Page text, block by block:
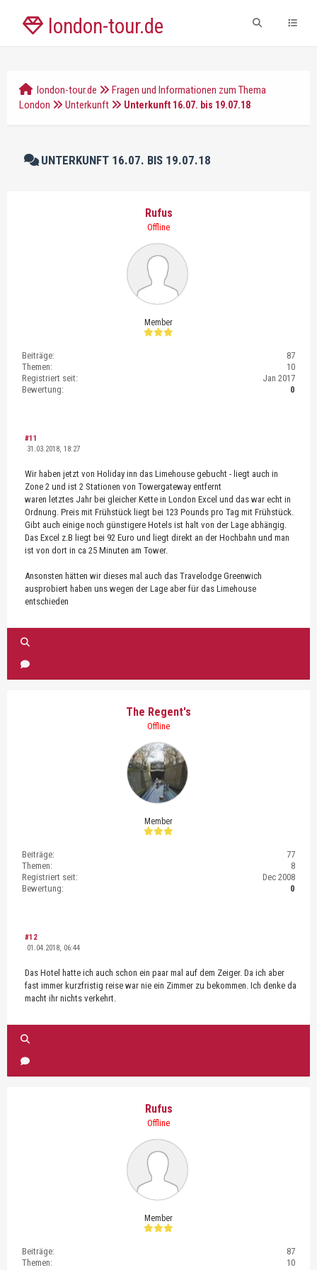
london-tour.de
london-tour.de
Fragen und Informationen zum Thema
London
Unterkunft Unterkunft 16.07. bis 19.07.18
UNTERKUNFT 16.07. BIS 19.07.18
Rufus
Offline
Member
Beiträge:
87
Themen:
10
Registriert seit:
Jan 2017
Bewertung:
0
#11
31.03.2018, 18:27
Wir haben jetzt von Holiday inn das Limehouse gebucht - liegt auch in
Zone 2 und ist 2 Stationen von Towergateway entfernt
waren letztes Jahr bei gleicher Kette in London Excel und das war echt in
Ordnung. Preis mit Frühstück liegt bei 123 Pounds pro Tag mit Frühstück.
Gibt auch einige noch günstigere Hotels ist halt von der Lage abhängig.
Das Excel z.B liegt bei 92 Euro und liegt direkt an der Hochbahn und man
ist von dort in ca 25 Minuten am Tower.
Ansonsten hätten wir dieses mal auch das Travelodge Greenwich
ausprobiert haben uns wegen der Lage aber für das Limehouse
entschieden
The Regent's
Offline
Member
Beiträge:
77
Themen:
8
Registriert seit:
Dec 2008
Bewertung:
0
#12
01.04.2018, 06:44
Das Hotel hatte ich auch schon ein paar mal auf dem Zeiger. Da ich aber
fast immer kurzfristig reise war nie ein Zimmer zu bekommen. Ich denke da
macht ihr nichts verkehrt.
Rufus
Offline
Member
Beiträge:
87
Themen:
10